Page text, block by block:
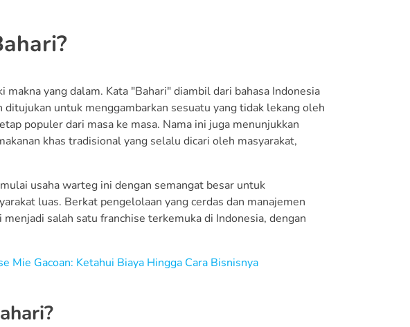
yang dalam. Kata "Bahari" diambil dari bahasa Indonesia
untuk menggambarkan sesuatu yang tidak lekang oleh
populer dari masa ke masa. Nama ini juga menunjukkan
khas tradisional yang selalu dicari oleh masyarakat,
usaha warteg ini dengan semangat besar untuk
luas. Berkat pengelolaan yang cerdas dan manajemen
salah satu franchise terkemuka di Indonesia, dengan
Mie Gacoan: Ketahui Biaya Hingga Cara Bisnisnya